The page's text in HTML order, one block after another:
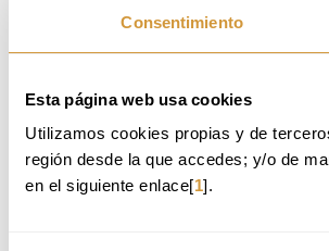
Consentimiento
Esta página web usa cookies
Utilizamos cookies propias y de
región desde la que accedes; y/o de
en el siguiente enlace[1].
Paseo Juan Avelino Barriola, 101
20009 Donostia-San Sebastián
Tel.: +34 943 574 500
Desarrollado por:GureMedia